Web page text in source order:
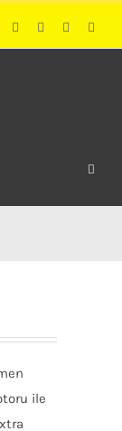
LinkedInInstagram
TwitterFacebook
ile